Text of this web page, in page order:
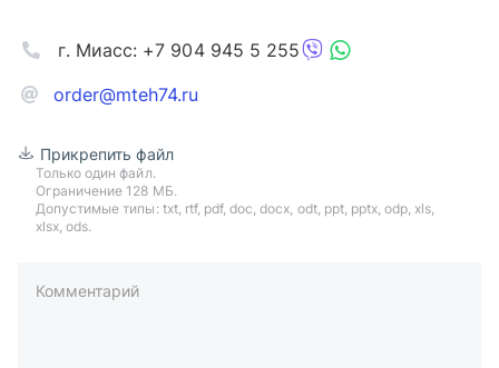
order@mteh74.ru
г. Миасс: +7 904 945 5 255
Прикрепить файл
Только один файл.
Ограничение 128 МБ.
Допустимые типы: txt, rtf, pdf, doc, docx, odt, ppt, pptx, odp, xls,
xlsx, ods.
Комментарий
пример: 89511234567 или +79511324567